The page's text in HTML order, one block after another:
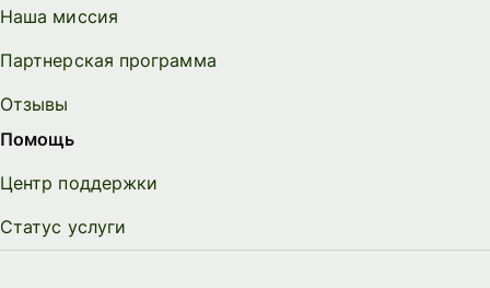
Наша миссия
Партнерская программа
Отзывы
Помощь
Центр поддержки
Статус услуги